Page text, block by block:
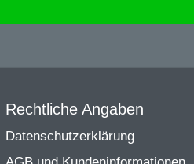
Rechtliche Angaben
Datenschutzerklärung